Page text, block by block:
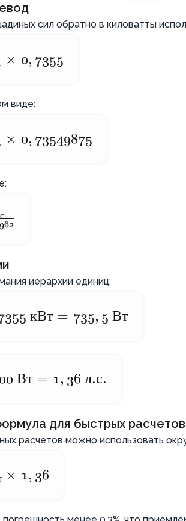
сил обратно в киловатты
× 0, 7355
виде:
× 0, 73549875
=
с.
иерархии единиц:
кВт = 735, 5 Вт
Вт = 1, 36 л.с.
для быстрых расчетов
расчетов можно использовать
× 1, 36